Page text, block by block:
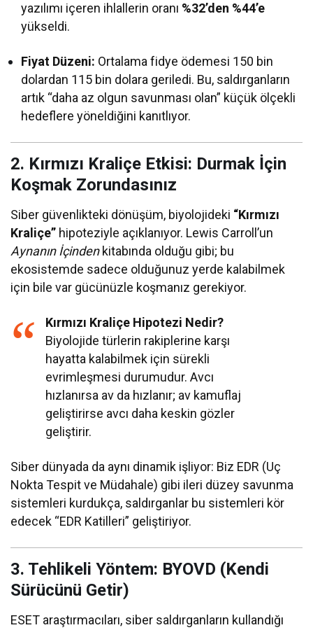
yazılımı içeren ihlallerin oranı %32’den %44’e
yükseldi.
Fiyat Düzeni: Ortalama fidye ödemesi 150 bin
dolardan 115 bin dolara geriledi. Bu, saldırganların
artık “daha az olgun savunması olan” küçük ölçekli
hedeflere yöneldiğini kanıtlıyor.
2. Kırmızı Kraliçe Etkisi: Durmak İçin
Koşmak Zorundasınız
Siber güvenlikteki dönüşüm, biyolojideki “Kırmızı
Kraliçe” hipoteziyle açıklanıyor. Lewis Carroll’un
Aynanın İçindenkitabında olduğu gibi; bu
ekosistemde sadece olduğunuz yerde kalabilmek
için bile var gücünüzle koşmanız gerekiyor.
Kırmızı Kraliçe Hipotezi Nedir?
Biyolojide türlerin rakiplerine karşı
hayatta kalabilmek için sürekli
evrimleşmesi durumudur. Avcı
hızlanırsa av da hızlanır; av kamuflaj
geliştirirse avcı daha keskin gözler
geliştirir.
Siber dünyada da aynı dinamik işliyor: Biz EDR (Uç
Nokta Tespit ve Müdahale) gibi ileri düzey savunma
sistemleri kurdukça, saldırganlar bu sistemleri kör
edecek “EDR Katilleri” geliştiriyor.
3. Tehlikeli Yöntem: BYOVD (Kendi
Sürücünü Getir)
ESET araştırmacıları, siber saldırganların kullandığı